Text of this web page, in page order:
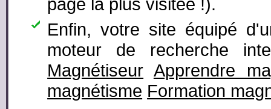
Enfin, votre site équipé
moteur de recherche
Magnétiseur Apprendre
magnétisme Formation